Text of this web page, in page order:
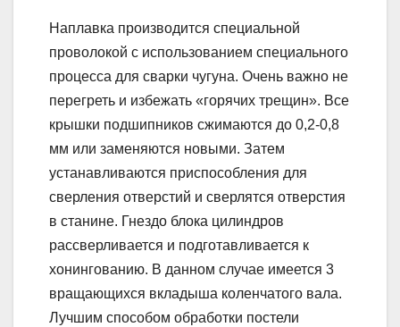
Наплавка производится специальной
проволокой с использованием специального
процесса для сварки чугуна. Очень важно не
перегреть и избежать «горячих трещин». Все
крышки подшипников сжимаются до 0,2-0,8
мм или заменяются новыми. Затем
устанавливаются приспособления для
сверления отверстий и сверлятся отверстия
в станине. Гнездо блока цилиндров
рассверливается и подготавливается к
хонингованию. В данном случае имеется 3
вращающихся вкладыша коленчатого вала.
Лучшим способом обработки постели